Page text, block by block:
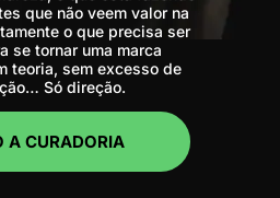
que não veem valor na
o que precisa ser
se tornar uma marca
teoria, sem excesso de
Só direção.
A CURADORIA